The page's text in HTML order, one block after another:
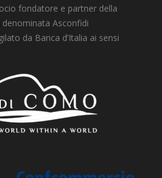
fondatore e partner della
Asconfidi
da Banca d’Italia ai sensi